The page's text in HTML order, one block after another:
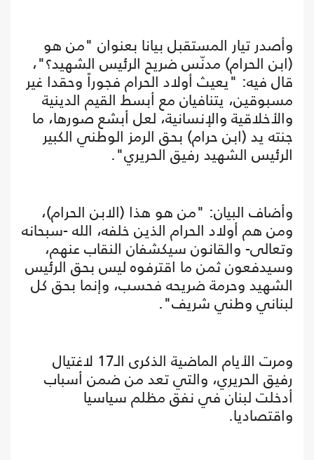
وأصدر تيار المستقبل بيانا بعنوان "من هو
(ابن الحرام) مدنّس ضريح الرئيس الشهيد؟"،
قال فيه: ‏"يعيث أولاد الحرام فجوراً وحقدا غير
مسبوقين، يتنافيان مع أبسط القيم الدينية
‏والأخلاقية والإنسانية، لعل أبشع صورها، ما
جنته يد (ابن حرام) بحق الرمز ‏الوطني الكبير
الرئيس الشهيد رفيق الحريري".
وأضاف البيان: "من هو هذا (الابن الحرام)،
ومن هم أولاد الحرام الذين خلفه، الله -سبحانه
‏وتعالى- والقانون سيكشفان النقاب عنهم،
وسيدفعون ثمن ما اقترفوه ليس بحق ‏الرئيس
الشهيد وحرمة ضريحه فحسب، وإنما بحق كل
لبناني وطني شريف"‏.
ومرت الأيام الماضية الذكرى الـ17 لاغتيال
رفيق الحريري، والتي تعد من ضمن أسباب
أدخلت لبنان في نفق مظلم سياسيا
واقتصاديا.